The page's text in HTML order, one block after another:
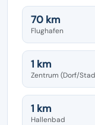
70 km
Flughafen
1 km
Zentrum (Dorf/
1 km
Hallenbad